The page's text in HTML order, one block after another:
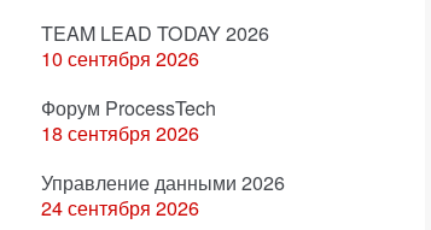
TEAM LEAD TODAY 2026
10 сентября 2026
Форум ProcessTech
18 сентября 2026
Управление данными 2026
24 сентября 2026